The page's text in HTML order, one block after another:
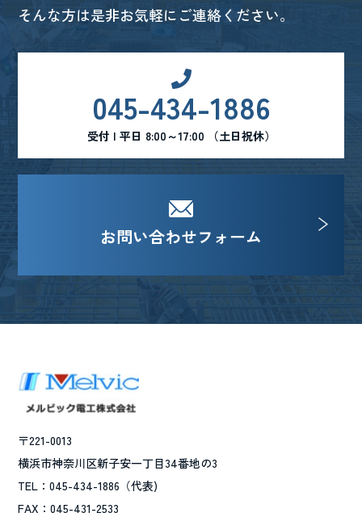
そんな方は是非お気軽にご連絡ください。
045-434-1886
受付 | 平日 8:00～17:00 （土日祝休）
お問い合わせフォーム
〒221-0013
横浜市神奈川区新子安一丁目34番地の3
TEL：045-434-1886（代表)
FAX：045-431-2533